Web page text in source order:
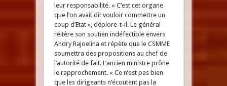
leur responsabilité. « C’est cet organe
que l’on avait dit vouloir commettre un
coup d’Etat », déplore-t-il. Le général
réitère son soutien indéfectible envers
Andry Rajoelina et répète que le CSMME
soumettra des propositions au chef de
l’autorité de fait. L’ancien ministre prône
le rapprochement. « Ce n’est pas bien
que les dirigeants n’écoutent pas la